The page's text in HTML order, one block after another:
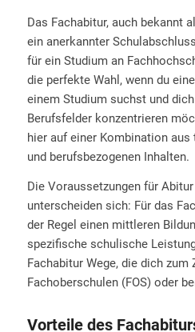
Das Fachabitur, auch bekannt
ein anerkannter
für ein Studium an
die perfekte Wahl, wenn du
einem Studium suchst und
Berufsfelder konzentrieren
hier auf einer Kombination
und berufsbezogenen Inhalten.
Die Voraussetzungen für
unterscheiden sich: Für das
der Regel einen mittleren
spezifische schulische
Fachabitur Wege, die dich zum
Fachoberschulen (FOS) oder
Vorteile des